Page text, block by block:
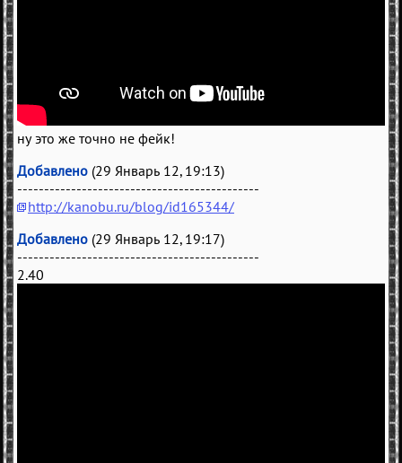
ну это же точно не фейк!
Добавлено (29 Январь 12, 19:13)
---------------------------------------------
http://kanobu.ru/blog/id165344/
Добавлено (29 Январь 12, 19:17)
---------------------------------------------
2.40